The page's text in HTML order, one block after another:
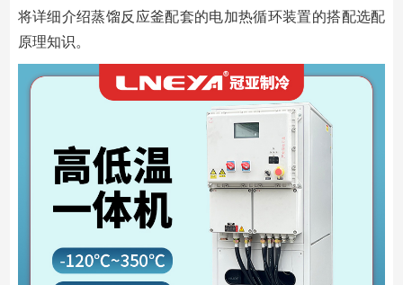
将详细介绍蒸馏反应釜配套的电加热循环装置的搭配选配
原理知识。